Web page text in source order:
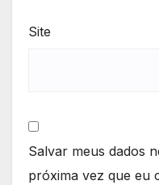
Site
Salvar meus dados
próxima vez que eu